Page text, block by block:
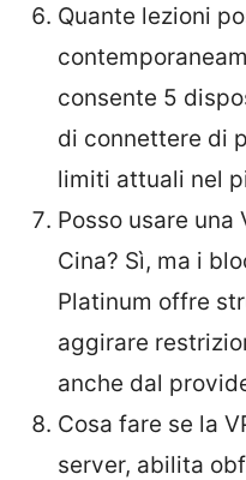
Quante lezioni
consente 5
di connettere di
limiti attuali nel
Posso usare una
Cina? Sì, ma i
Platinum offre
aggirare
anche dal
Cosa fare se la
server, abilita